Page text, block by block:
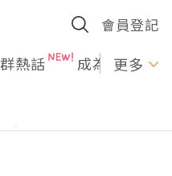
會員登記
熱話 成為U更多